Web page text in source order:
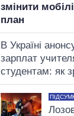
змінити
план
В Україні
зарплат
студентам: як